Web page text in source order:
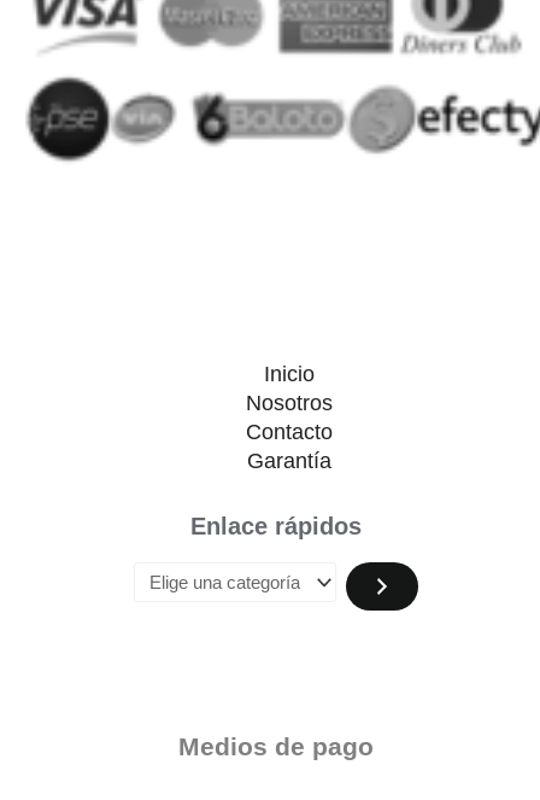
Inicio
Nosotros
Contacto
Garantía
Enlace rápidos
Medios de pago